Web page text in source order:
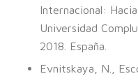
Internacional:
Universidad
2018. España.
Evnitskaya, N.,